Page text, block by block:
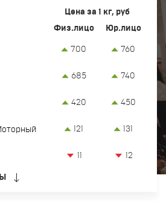
и оборудования
черных металлов в Челябинске
Цена за 1 кг, руб
Физ.лицо
Юр.лицо
700 760
685 740
420 450
121 131
12